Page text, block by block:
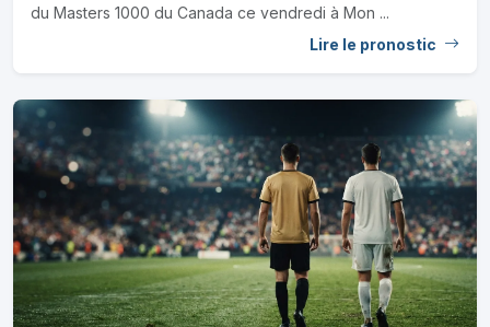
du Masters 1000 du Canada ce vendredi à Mon ...
Lire le pronostic